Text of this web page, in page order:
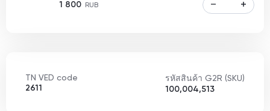
1 800 RUB
TN VED code
2611
รหัสสินค้า G2R (SKU)
100,004,513